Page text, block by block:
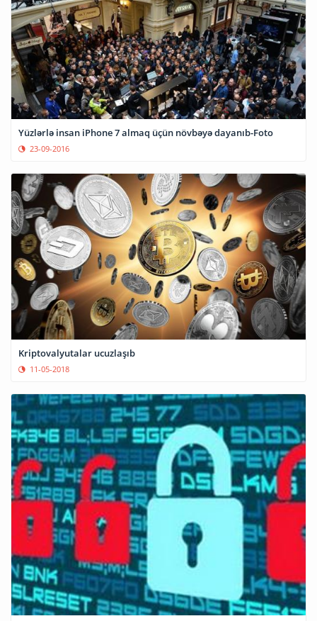
Yüzlərlə insan iPhone 7 almaq üçün növbəyə dayanıb-Foto
23-09-2016
Kriptovalyutalar ucuzlaşıb
11-05-2018